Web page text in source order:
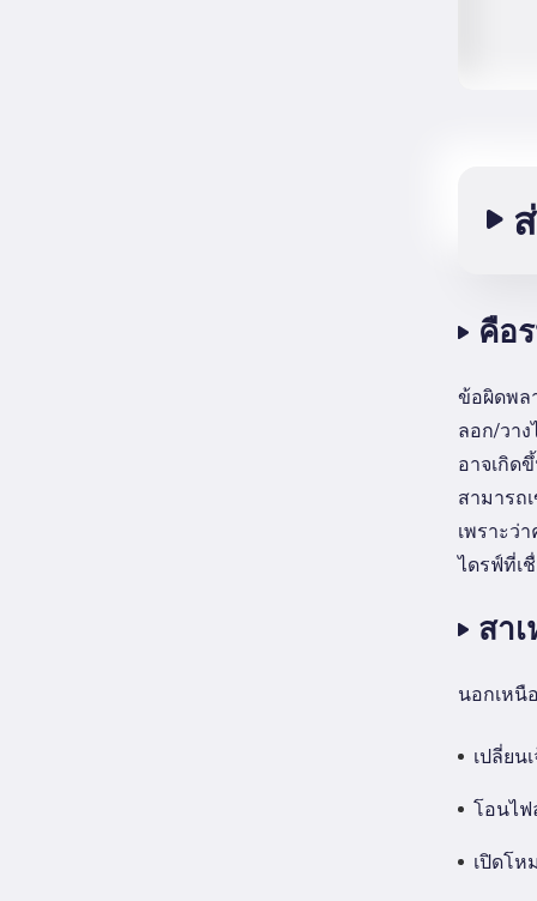
คือ
ข้อผิดพล
ลอก/วา
อาจเกิด
สามารถ
เพราะว่
ไดรฟ์ที่เ
สา
นอกเหนื
เปลี่ยน
โอนไฟ
เปิดโห